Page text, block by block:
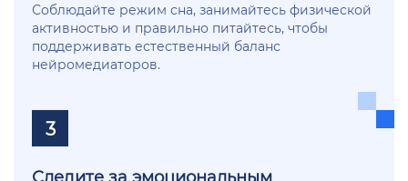
Соблюдайте режим сна, занимайтесь физической
активностью и правильно питайтесь, чтобы
поддерживать естественный баланс
нейромедиаторов.
3